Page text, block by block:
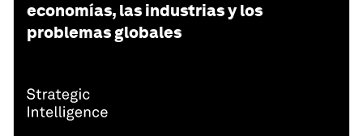
economías, las industrias y los
problemas globales